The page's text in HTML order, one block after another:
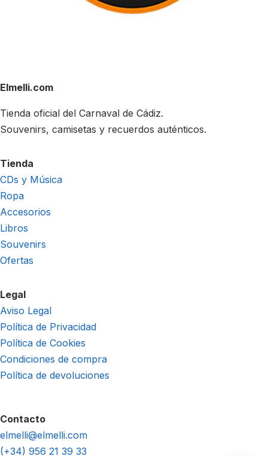
Elmelli.com
Tienda oficial del Carnaval de Cádiz.
Souvenirs, camisetas y recuerdos auténticos.
Tienda
CDs y Música
Ropa
Accesorios
Libros
Souvenirs
Ofertas
Legal
Aviso Legal
Política de Privacidad
Política de Cookies
Condiciones de compra
Política de devoluciones
Contacto
elmelli@elmelli.com
(+34) 956 21 39 33